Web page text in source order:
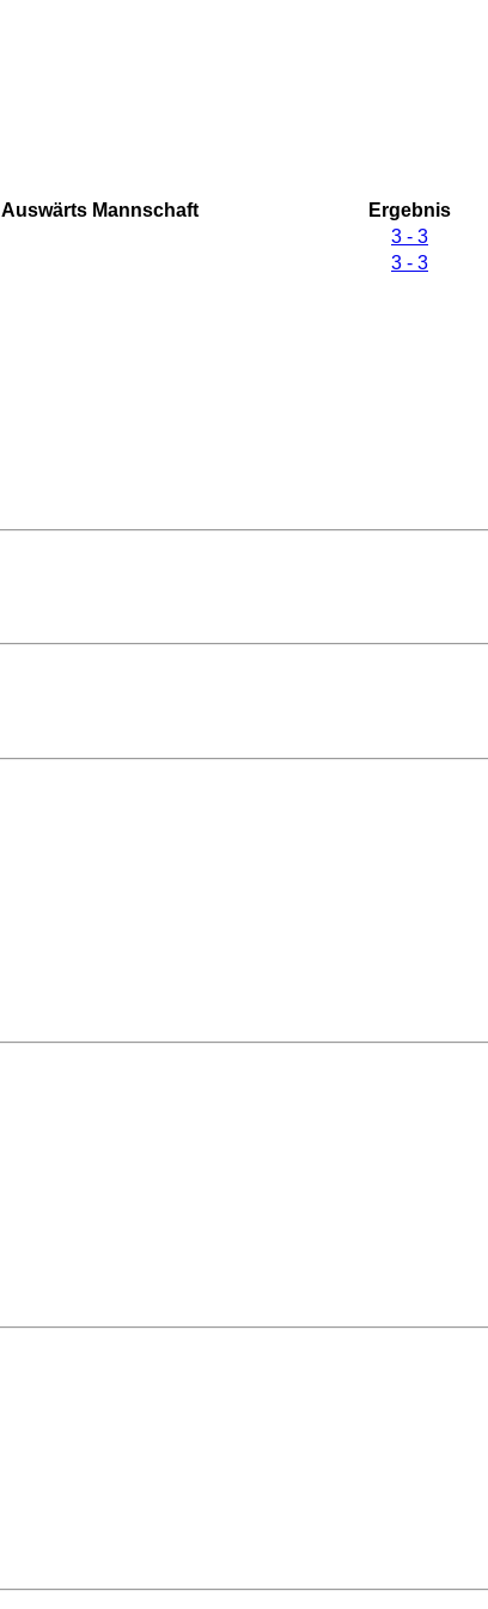
Auswärts Mannschaft
Ergebnis
3 - 3
3 - 3